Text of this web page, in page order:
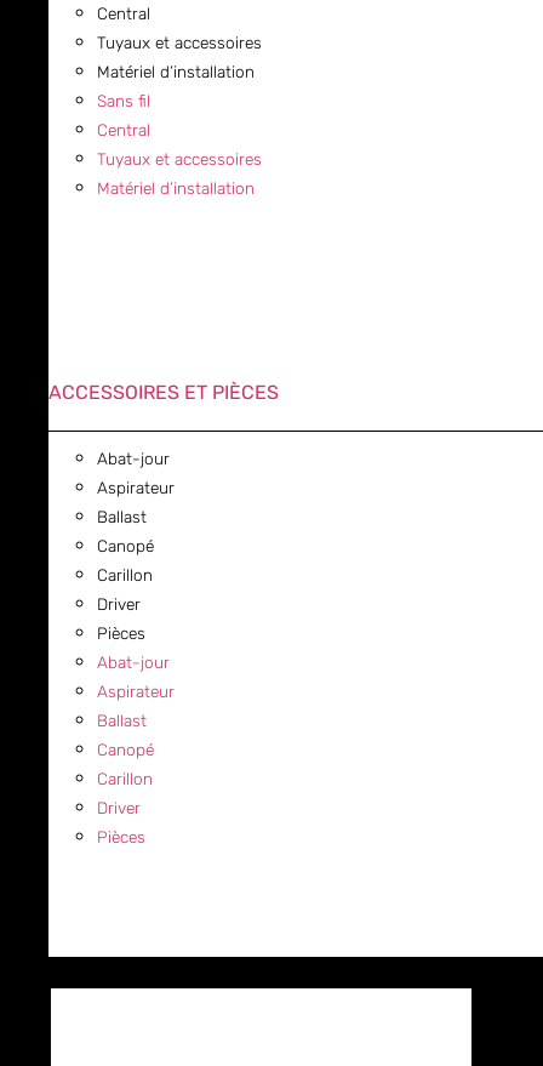
Central
Tuyaux et accessoires
Matériel d’installation
Sans fil
Central
Tuyaux et accessoires
Matériel d’installation
ACCESSOIRES ET PIÈCES
Abat-jour
Aspirateur
Ballast
Canopé
Carillon
Driver
Pièces
Abat-jour
Aspirateur
Ballast
Canopé
Carillon
Driver
Pièces